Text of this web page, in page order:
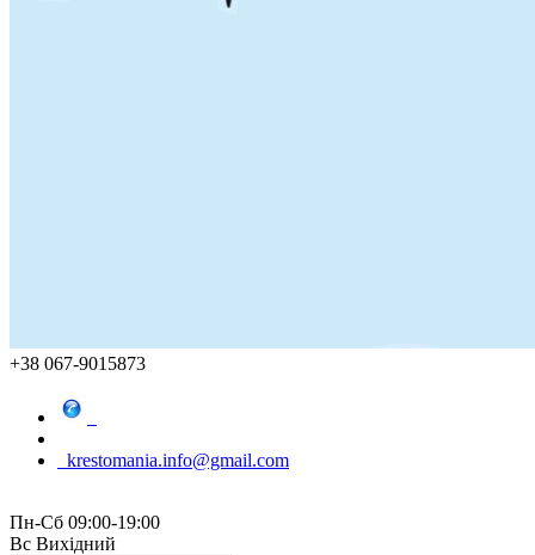
+38 067-9015873
krestomania.info@gmail.com
Пн-Сб 09:00-19:00
Вс Вихідний